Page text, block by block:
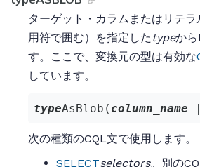
ターゲット・カラムまたはリテ
用符で囲む）を指定した typeから
す。ここで、変換元の型は有効な
しています。
typeAsBlob( column_name
次の種類のCQL文で使用します。
SELECTselectors。別の